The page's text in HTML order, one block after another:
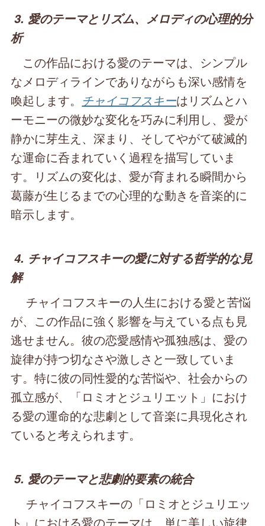
3. 愛のテーマとリズム、メロディの心理的分
析
この作品における愛のテーマは、シンプル
なメロディラインでありながらも深い感情を
喚起します。 チャイコフスキーはリズムとハ
ーモニーの微妙な変化を巧みに利用し、愛が
静かに芽生え、深まり、そしてやがて破滅的
な運命に呑まれていく過程を描写していま
す。リズムの変化は、愛が育まれる瞬間から
葛藤が生じるまでの心理的な動きを音楽的に
暗示します。
4. チャイコフスキーの愛に対する哲学的な見
解
チャイコフスキーの人生における愛と苦悩
が、この作品に強く影響を与えている点も見
逃せません。彼の恋愛感情や孤独感は、愛の
旋律が持つ切なさや激しさと一致していま
す。特に彼の同性愛的な苦悩や、社会からの
孤立感が、「ロミオとジュリエット」におけ
る愛の運命的な悲劇として音楽に具現化され
ていると考えられます。
5. 愛のテーマと悲劇的要素の統合
チャイコフスキーの「ロミオとジュリエッ
ト」における愛のテーマは、単に美しい旋律